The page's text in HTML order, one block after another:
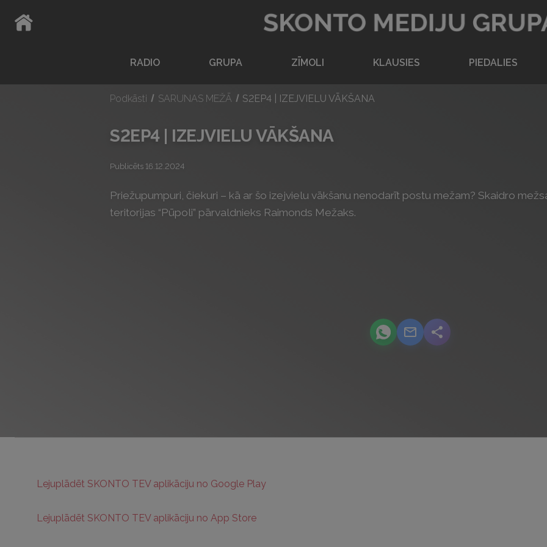
RADIO GRUPA ZĪMOLI KLAUSIES PIEDALIES
Podkāsti SARUNAS MEŽĀ S2EP4 | IZEJVIELU VĀKŠANA
S2EP4 | IZEJVIELU VĀKŠANA
Publicēts 16.12.2024
Priežupumpuri, čiekuri – kā ar šo izejvielu vākšanu nenodarīt postu mežam? Skaidro
teritorijas “Pūpoli” pārvaldnieks Raimonds Mežaks.
podcast.share-title WhatsApp
podcast.share-title Email
podcast.share-title
Lejuplādēt SKONTO TEV aplikāciju no Google Play
Lejuplādēt SKONTO TEV aplikāciju no App Store